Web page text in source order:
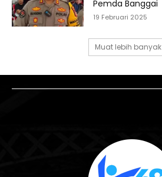
Pemda Banggai
19 Februari 2025
Muat lebih banyak